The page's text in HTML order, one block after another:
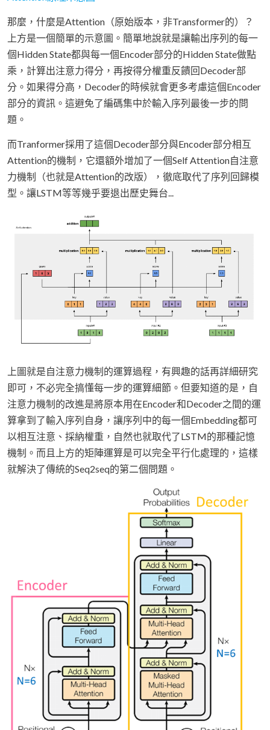
那麼，什麼是Attention（原始版本，非Transformer的）？
上方是一個簡單的示意圖。簡單地說就是讓輸出序列的每一
個Hidden State都與每一個Encoder部分的Hidden State做點
乘，計算出注意力得分，再按得分權重反饋回Decoder部
分。如果得分高，Decoder的時候就會更多考慮這個Encoder
部分的資訊。這避免了編碼集中於輸入序列最後一步的問
題。
而Tranformer採用了這個Decoder部分與Encoder部分相互
Attention的機制，它還額外增加了一個Self Attention自注意
力機制（也就是Attention的改版），徹底取代了序列回歸模
型。讓LSTM等等幾乎要退出歷史舞台...
上圖就是自注意力機制的運算過程，有興趣的話再詳細研究
即可，不必完全搞懂每一步的運算細節。但要知道的是，自
注意力機制的改進是將原本用在Encoder和Decoder之間的運
算拿到了輸入序列自身，讓序列中的每一個Embedding都可
以相互注意、採納權重，自然也就取代了LSTM的那種記憶
機制。而且上方的矩陣運算是可以完全平行化處理的，這樣
就解決了傳統的Seq2seq的第二個問題。